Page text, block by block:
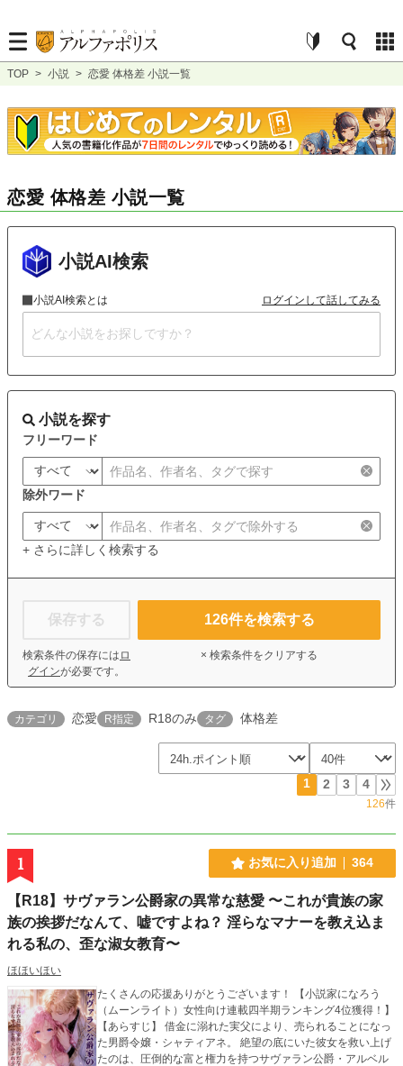
TOP > 小説 > 恋愛 体格差 小説一覧
恋愛 体格差 小説一覧
小説AI検索
小説AI検索とは ログインして話してみる
小説を探す
フリーワード
除外ワード
+ さらに詳しく検索する
保存する
検索条件の保存には ロ
グインが必要です。
126件を検索する
× 検索条件をクリアする
カテゴリ 恋愛 R指定 R18のみ タグ 体格差
1 2 3 4
126件
1 お気に入り追加 364
【R18】サヴァラン公爵家の異常な慈愛 〜これが貴族の家
族の挨拶だなんて、嘘ですよね？ 淫らなマナーを教え込ま
れる私の、歪な淑女教育〜
ほほいほい
たくさんの応援ありがとうございます！ 【小説家になろう
（ムーンライト）女性向け連載四半期ランキング4位獲得！】
【あらすじ】 借金に溺れた実父により、売られることになっ
た男爵令嬢・シャティアネ。 絶望の底にいた彼女を救い上げ
たのは、圧倒的な富と権力を持つサヴァラン公爵・アルベル